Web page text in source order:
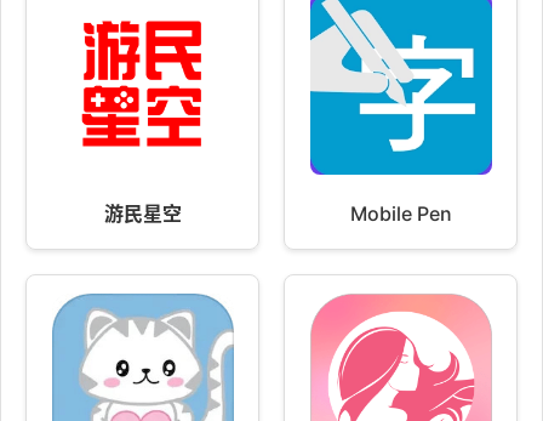
游民星空 Mobile Pen